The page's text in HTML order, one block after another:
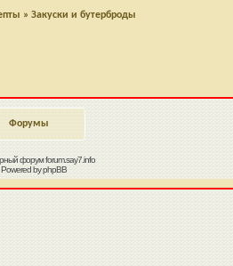
» Закуски и бутерброды
Форумы
форумforum.say7.info
Powered byphpBB